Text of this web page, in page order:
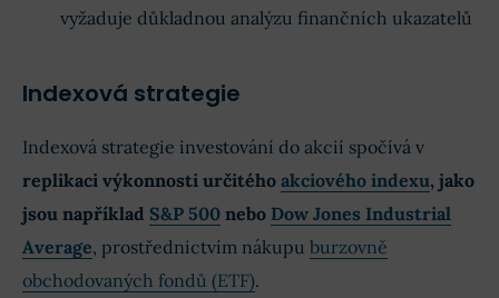
vyžaduje důkladnou analýzu finančních ukazatelů
Indexová strategie
Indexová strategie investování do akcií spočívá v
replikaci výkonnosti určitého akciového indexu, jako
jsou například S&P 500 nebo Dow Jones Industrial
Average, prostřednictvím nákupu burzovně
obchodovaných fondů (ETF).